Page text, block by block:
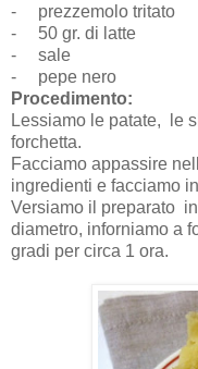
-
prezzemolo tritato
-
50 gr. di latte
-
sale
-
pepe nero
Procedimento:
Lessiamo le patate, le
forchetta.
Facciamo appassire
ingredienti e facciamo
Versiamo il preparato
diametro, inforniamo a
gradi per circa 1 ora.